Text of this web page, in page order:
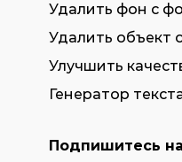
Удалить фон с
Удалить объект
Улучшить
Генератор
Подпишитесь